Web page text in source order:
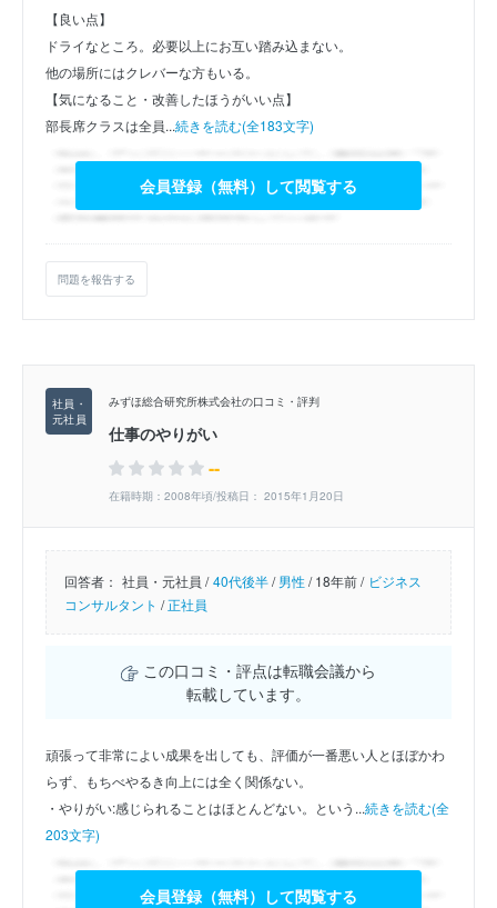
【良い点】
ドライなところ。必要以上にお互い踏み込まない。
他の場所にはクレバーな方もいる。
【気になること・改善したほうがいい点】
部長席クラスは全員...続きを読む(全183文字)
会員登録（無料）して閲覧する
問題を報告する
みずほ総合研究所株式会社の口コミ・評判
仕事のやりがい
--
在籍時期：2008年頃/投稿日： 2015年1月20日
回答者： 社員・元社員 / 40代後半/男性/18年前 / ビジネス
コンサルタント /正社員
この口コミ・評点は転職会議から
転載しています。
頑張って非常によい成果を出しても、評価が一番悪い人とほぼかわ
らず、もちべやるき向上には全く関係ない。
・やりがい:感じられることはほとんどない。という...続きを読む(全
203文字)
会員登録（無料）して閲覧する